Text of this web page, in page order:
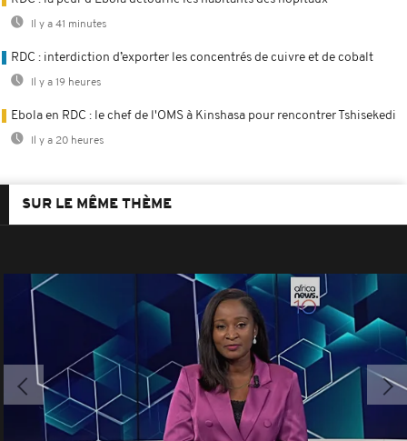
Il y a 41 minutes
RDC : interdiction d’exporter les concentrés de cuivre et de cobalt
Il y a 19 heures
Ebola en RDC : le chef de l'OMS à Kinshasa pour rencontrer Tshisekedi
Il y a 20 heures
SUR LE MÊME THÈME